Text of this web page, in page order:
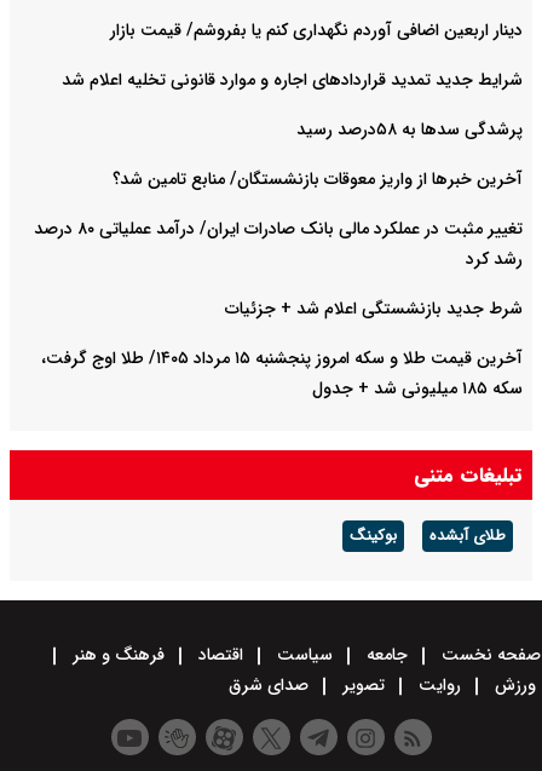
دینار اربعین اضافی آوردم نگهداری کنم یا بفروشم/ قیمت بازار
شرایط جدید تمدید قراردادهای اجاره و موارد قانونی تخلیه اعلام شد
پرشدگی سدها به ۵۸درصد رسید
آخرین خبرها از واریز معوقات بازنشستگان/ منابع تامین شد؟
تغییر مثبت در عملکرد مالی بانک صادرات ایران/ درآمد عملیاتی ۸۰ درصد
رشد کرد
شرط جدید بازنشستگی اعلام شد + جزئیات
آخرین قیمت طلا و سکه امروز پنجشنبه ۱۵ مرداد ۱۴۰۵/ طلا اوج گرفت،
سکه ۱۸۵ میلیونی شد + جدول
تبلیغات متنی
طلای آبشده بوکینگ
صفحه نخست جامعه سیاست اقتصاد
فرهنگ و هنر
ورزش
روایت تصویر صدای شرق